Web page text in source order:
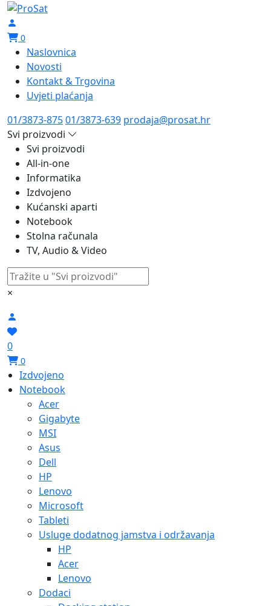
0
Naslovnica
Novosti
Kontakt & Trgovina
Uvjeti plaćanja
01/3873-87501/3873-639 prodaja@prosat.hr
Svi proizvodi
Svi proizvodi
All-in-one
Informatika
Izdvojeno
Kućanski aparti
Notebook
Stolna računala
TV, Audio & Video
×
0
0
Izdvojeno
Notebook
Acer
Gigabyte
MSI
Asus
Dell
HP
Lenovo
Microsoft
Tableti
Usluge dodatnog jamstva i održavanja
HP
Acer
Lenovo
Dodaci